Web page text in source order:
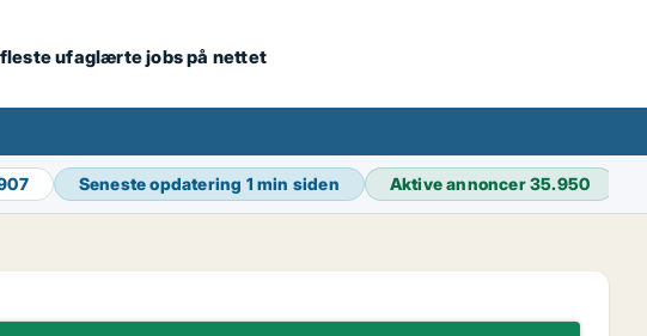
ufaglærte jobs på nettet
Seneste opdatering 1 min siden Aktive annoncer35.950